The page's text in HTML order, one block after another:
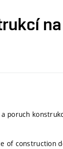
a poruch
of construction